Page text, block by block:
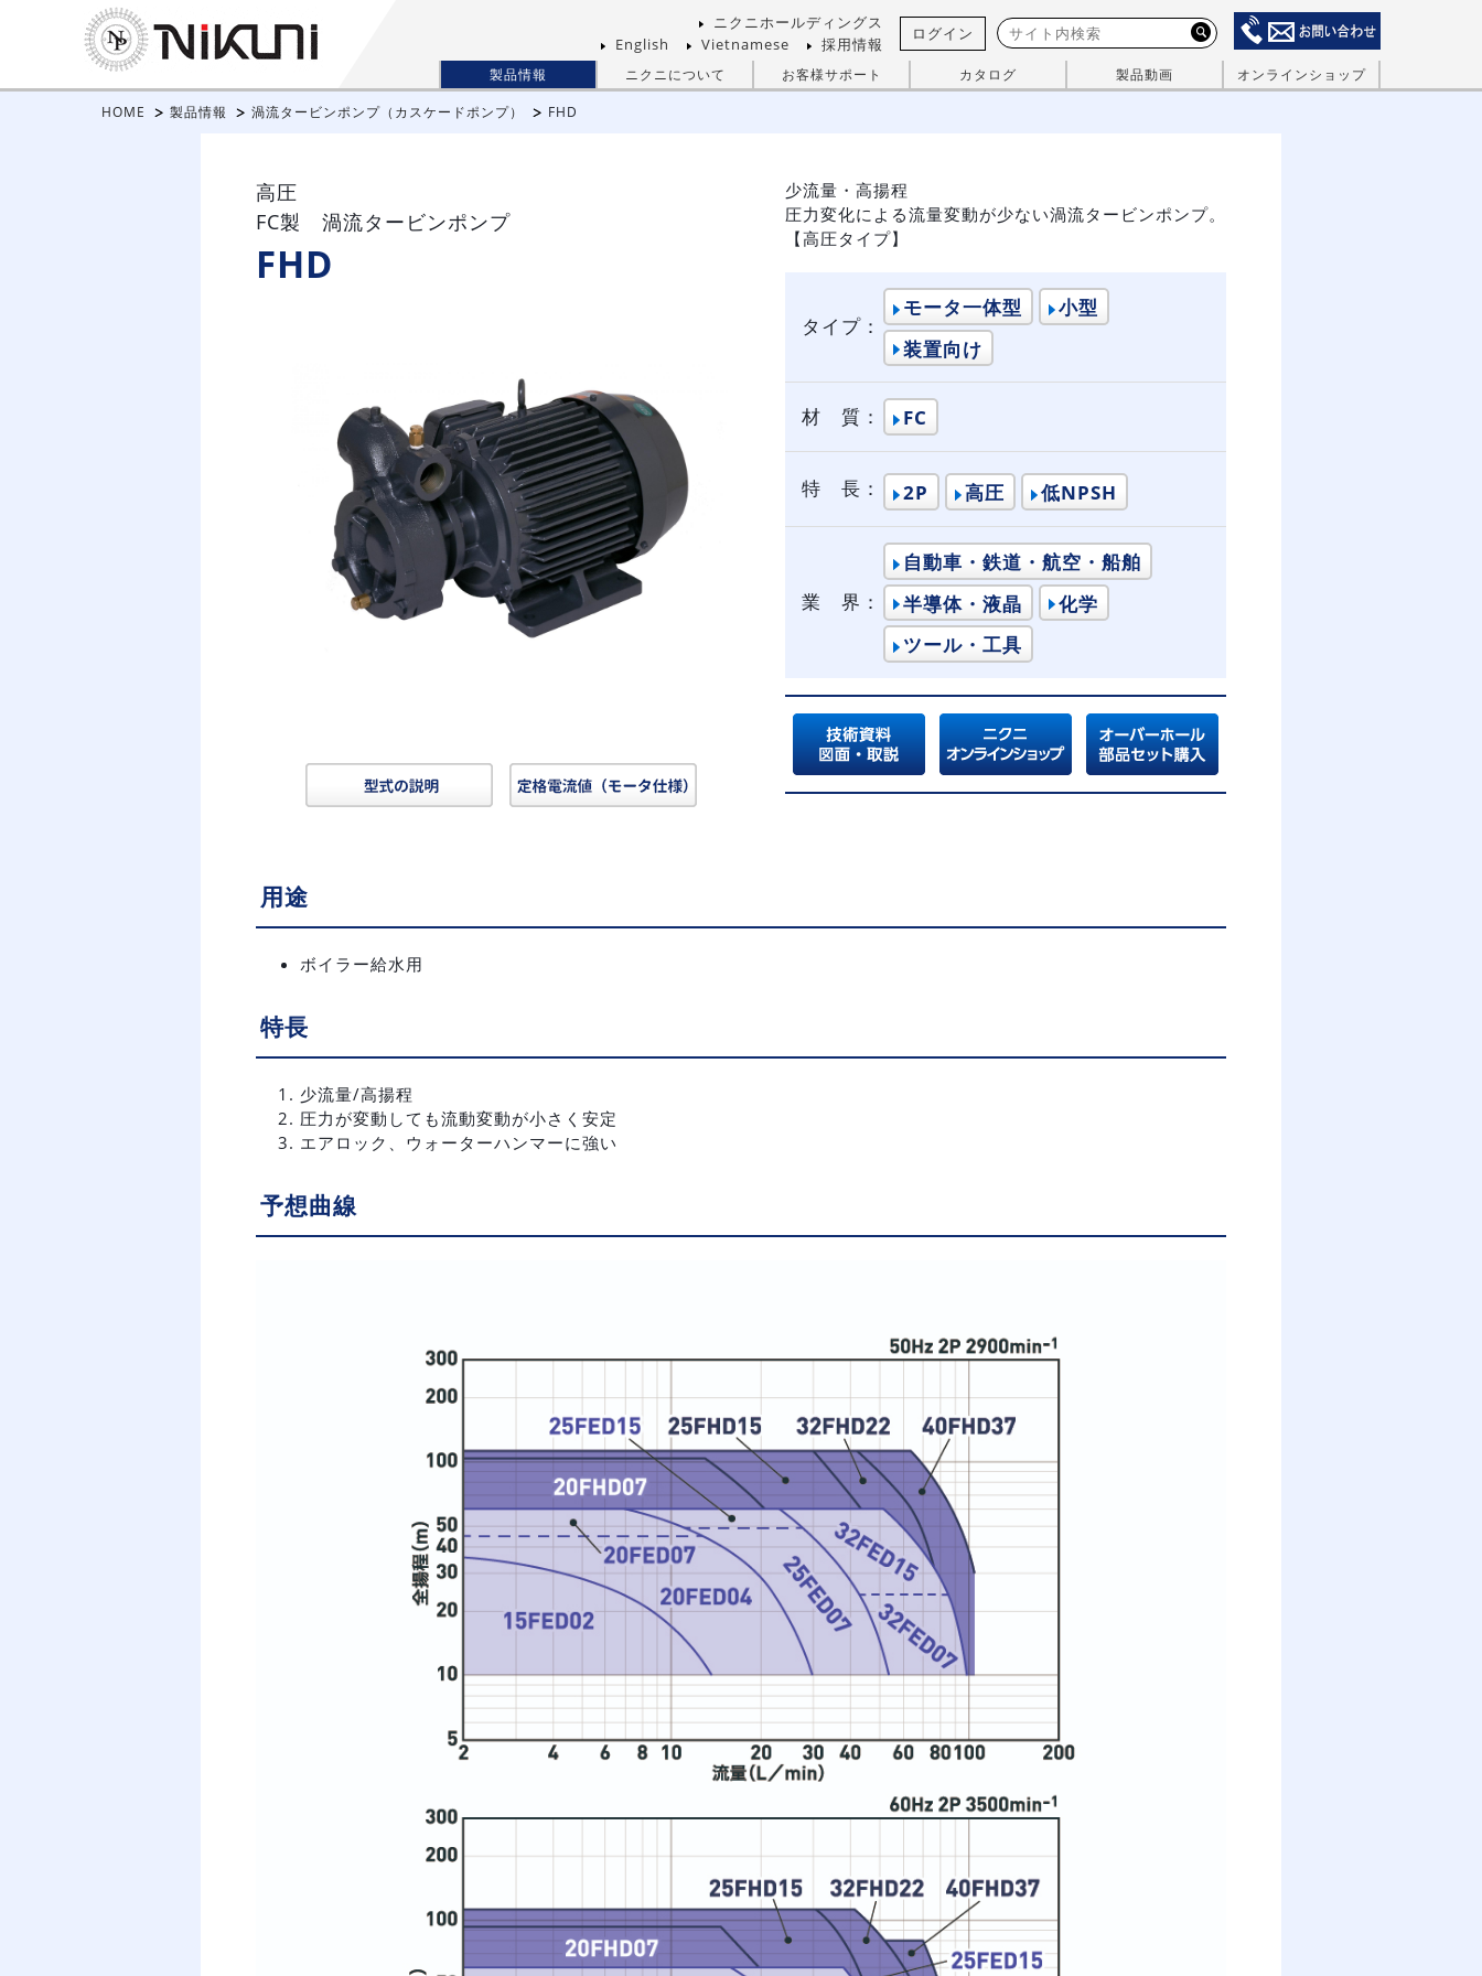
ニクニホールディングス
English
Vietnamese 採用情報
ログイン
製品情報 ニクニについて お客様サポート カタログ 製品動画 オンラインショップ
HOME 製品情報 渦流タービンポンプ（カスケードポンプ） FHD
高圧
FC製 渦流タービンポンプ
FHD
少流量・高揚程
圧力変化による流量変動が少ない渦流タービンポンプ。
【高圧タイプ】
タイプ：
モータ一体型
小型
装置向け
材 質： FC
特 長： 2P 高圧 低NPSH
業 界：
自動車・鉄道・航空・船舶
半導体・液晶
化学
ツール・工具
用途
ボイラー給水用
特長
少流量/高揚程
圧力が変動しても流動変動が小さく安定
エアロック、ウォーターハンマーに強い
予想曲線